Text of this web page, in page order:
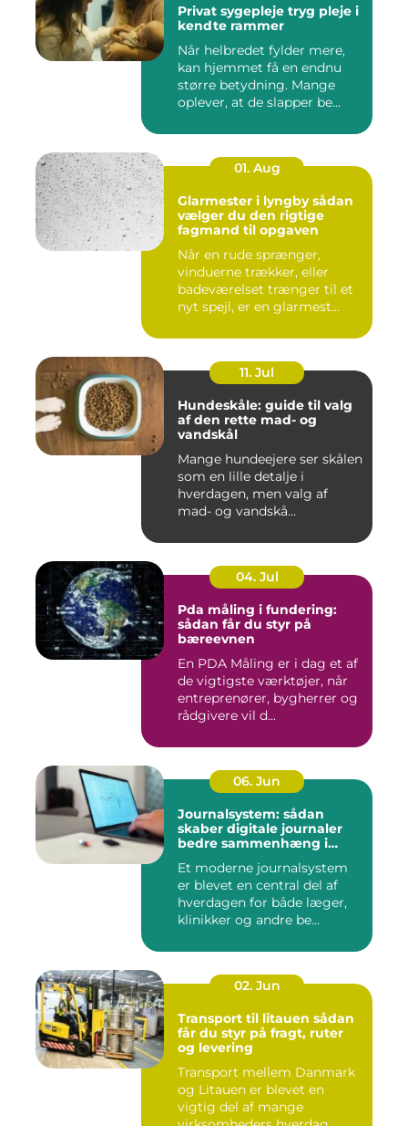
Privat sygepleje tryg pleje i
kendte rammer
Når helbredet fylder mere,
kan hjemmet få en endnu
større betydning. Mange
oplever, at de slapper be...
01. Aug
Glarmester i lyngby sådan
vælger du den rigtige
fagmand til opgaven
Når en rude sprænger,
vinduerne trækker, eller
badeværelset trænger til et
nyt spejl, er en glarmest...
11. Jul
Hundeskåle: guide til valg
af den rette mad- og
vandskål
Mange hundeejere ser skålen
som en lille detalje i
hverdagen, men valg af
mad- og vandskå...
04. Jul
Pda måling i fundering:
sådan får du styr på
bæreevnen
En PDA Måling er i dag et af
de vigtigste værktøjer, når
entreprenører, bygherrer og
rådgivere vil d...
06. Jun
Journalsystem: sådan
skaber digitale journaler
bedre sammenhæng i
Et moderne journalsystem
er blevet en central del af
hverdagen for både læger,
klinikker og andre be...
02. Jun
Transport til litauen sådan
får du styr på fragt, ruter
og levering
Transport mellem Danmark
og Litauen er blevet en
vigtig del af mange